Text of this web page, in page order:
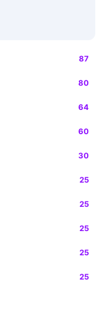
87
80
64
60
30
25
25
25
25
25